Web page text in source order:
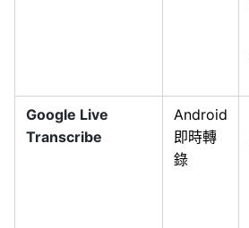
Google Live
Transcribe
Android
即時轉
錄